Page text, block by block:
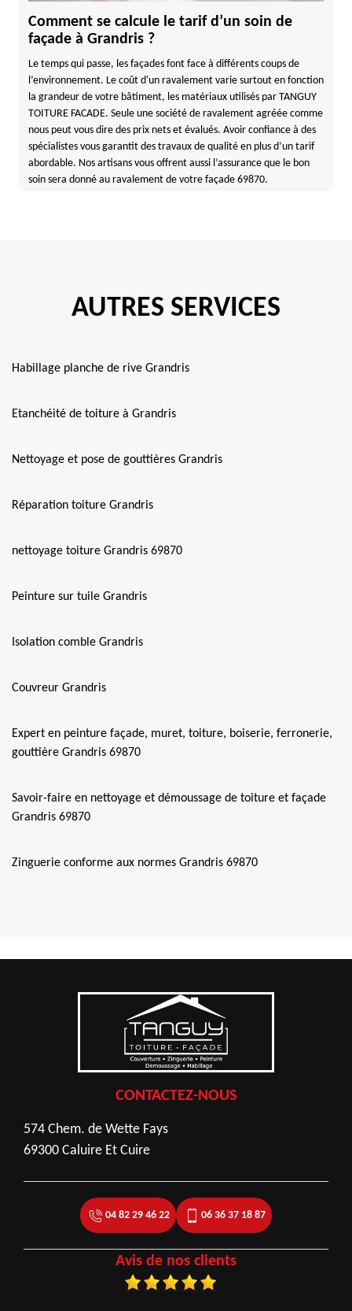
Comment se calcule le tarif d’un soin de
façade à Grandris ?
Le temps qui passe, les façades font face à différents coups de
l’environnement. Le coût d'un ravalement varie surtout en fonction
la grandeur de votre bâtiment, les matériaux utilisés par TANGUY
TOITURE FACADE. Seule une société de ravalement agréée comme
nous peut vous dire des prix nets et évalués. Avoir confiance à des
spécialistes vous garantit des travaux de qualité en plus d’un tarif
abordable. Nos artisans vous offrent aussi l’assurance que le bon
soin sera donné au ravalement de votre façade 69870.
AUTRES SERVICES
Habillage planche de rive Grandris
Etanchéité de toiture à Grandris
Nettoyage et pose de gouttières Grandris
Réparation toiture Grandris
nettoyage toiture Grandris 69870
Peinture sur tuile Grandris
Isolation comble Grandris
Couvreur Grandris
Expert en peinture façade, muret, toiture, boiserie, ferronerie,
gouttière Grandris 69870
Savoir-faire en nettoyage et démoussage de toiture et façade
Grandris 69870
Zinguerie conforme aux normes Grandris 69870
CONTACTEZ-NOUS
574 Chem. de Wette Fays
69300 Caluire Et Cuire
04 82 29 46 22 06 36 37 18 87
Avis de nos clients